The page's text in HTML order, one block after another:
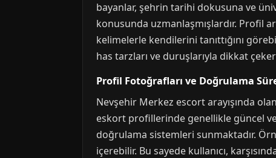
bayanlar, şehrin tarihi dokusuna ve
konusunda uzmanlaşmışlardır. Profil
kelimelerle kendilerini tanıttığını
has tarzları ve duruşlarıyla dikkat
Profil Fotoğrafları ve Doğrulama
Nevşehir Merkez escort arayışında
eskort profillerinde genellikle güncel
doğrulama sistemleri sunmaktadır.
içerebilir. Bu sayede kullanıcı,